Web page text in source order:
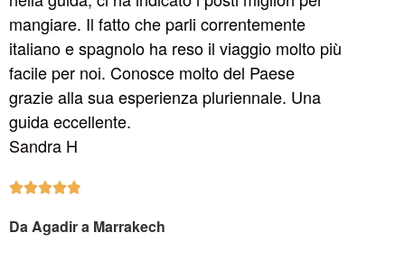
mangiare. Il fatto che parli correntemente
italiano e spagnolo ha reso il viaggio molto più
facile per noi. Conosce molto del Paese
grazie alla sua esperienza pluriennale. Una
guida eccellente.
Sandra H

Da Agadir a Marrakech